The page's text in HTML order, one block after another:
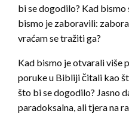
bi se dogodilo? Kad bismo
bismo je zaboravili:
vraćam se tražiti ga?
Kad bismo je otvarali više
poruke u Bibliji čitali kao
što bi se dogodilo? Jasno
paradoksalna, ali tjera na